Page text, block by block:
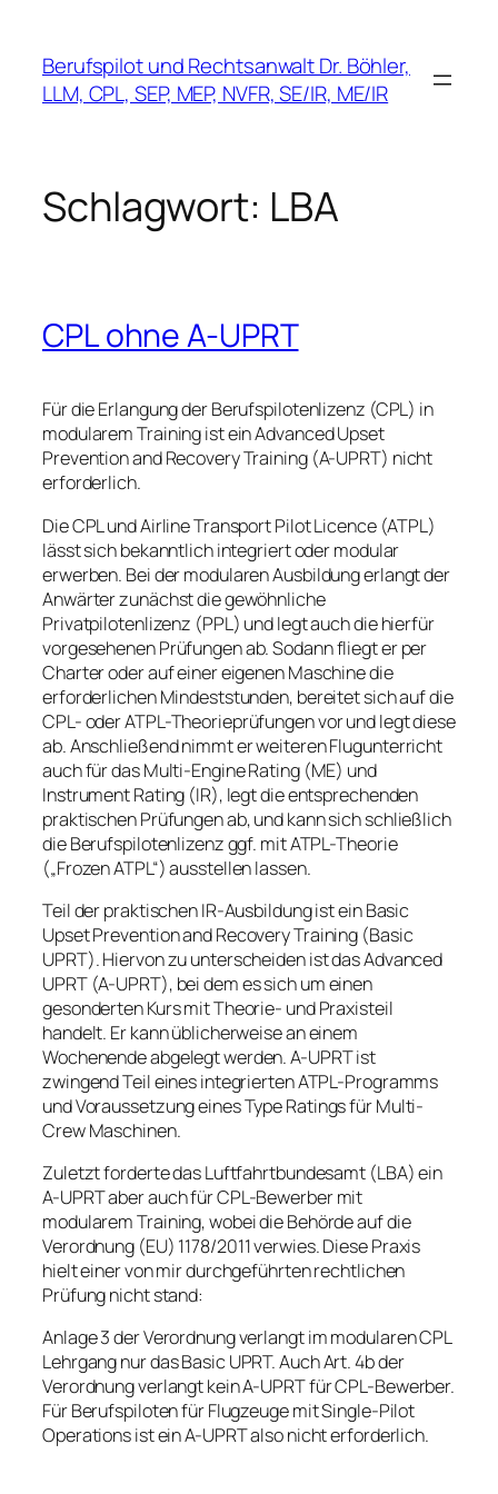
springen
Berufspilot und Rechtsanwalt Dr. Böhler,
LLM, CPL, SEP, MEP, NVFR, SE/IR, ME/IR
Schlagwort: LBA
CPL ohne A-UPRT
Für die Erlangung der Berufspilotenlizenz (CPL) in
modularem Training ist ein Advanced Upset
Prevention and Recovery Training (A-UPRT) nicht
erforderlich.
Die CPL und Airline Transport Pilot Licence (ATPL)
lässt sich bekanntlich integriert oder modular
erwerben. Bei der modularen Ausbildung erlangt der
Anwärter zunächst die gewöhnliche
Privatpilotenlizenz (PPL) und legt auch die hierfür
vorgesehenen Prüfungen ab. Sodann fliegt er per
Charter oder auf einer eigenen Maschine die
erforderlichen Mindeststunden, bereitet sich auf die
CPL- oder ATPL-Theorieprüfungen vor und legt diese
ab. Anschließend nimmt er weiteren Flugunterricht
auch für das Multi-Engine Rating (ME) und
Instrument Rating (IR), legt die entsprechenden
praktischen Prüfungen ab, und kann sich schließlich
die Berufspilotenlizenz ggf. mit ATPL-Theorie
(„Frozen ATPL“) ausstellen lassen.
Teil der praktischen IR-Ausbildung ist ein Basic
Upset Prevention and Recovery Training (Basic
UPRT). Hiervon zu unterscheiden ist das Advanced
UPRT (A-UPRT), bei dem es sich um einen
gesonderten Kurs mit Theorie- und Praxisteil
handelt. Er kann üblicherweise an einem
Wochenende abgelegt werden. A-UPRT ist
zwingend Teil eines integrierten ATPL-Programms
und Voraussetzung eines Type Ratings für Multi-
Crew Maschinen.
Zuletzt forderte das Luftfahrtbundesamt (LBA) ein
A-UPRT aber auch für CPL-Bewerber mit
modularem Training, wobei die Behörde auf die
Verordnung (EU) 1178/2011 verwies. Diese Praxis
hielt einer von mir durchgeführten rechtlichen
Prüfung nicht stand:
Anlage 3 der Verordnung verlangt im modularen CPL
Lehrgang nur das Basic UPRT. Auch Art. 4b der
Verordnung verlangt kein A-UPRT für CPL-Bewerber.
Für Berufspiloten für Flugzeuge mit Single-Pilot
Operations ist ein A-UPRT also nicht erforderlich.